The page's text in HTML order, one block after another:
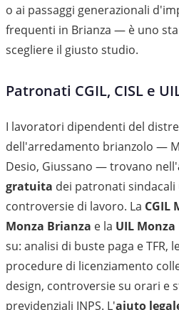
o ai passaggi generazionali
frequenti in Brianza — è uno
scegliere il giusto studio.
Patronati CGIL, CISL e
I lavoratori dipendenti del
dell'arredamento brianzolo —
Desio, Giussano — trovano nell'
gratuita dei patronati
controversie di lavoro. La CGIL
Monza Brianza e la UIL
su: analisi di buste paga e TFR,
procedure di licenziamento
design, controversie su orari e
previdenziali INPS. L'aiuto